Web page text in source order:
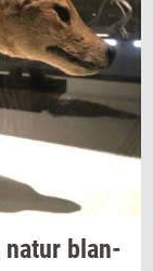
natur blan­